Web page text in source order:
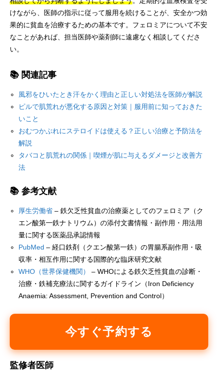
けながら、医師の指示に従って服用を続けることが、安全かつ効
果的に貧血を治療するための基本です。フェロミアについて不安
なことがあれば、担当医師や薬剤師に遠慮なく相談してくださ
い。
📚 関連記事
風邪をひいたとき汗をかく理由と正しい対処法を医師が解説
ピルで肌荒れが悪化する原因と対策｜服用前に知っておきた
いこと
おむつかぶれにステロイドは使える？正しい治療と予防法を
解説
タバコと肌荒れの関係｜喫煙が肌に与えるダメージと改善方
法
📚 参考文献
厚生労働省 – 鉄欠乏性貧血の治療薬としてのフェロミア（ク
エン酸第一鉄ナトリウム）の添付文書情報・副作用・用法用
量に関する医薬品承認情報
PubMed – 経口鉄剤（クエン酸第一鉄）の胃腸系副作用・吸
収率・相互作用に関する国際的な臨床研究文献
WHO（世界保健機関）
– WHOによる鉄欠乏性貧血の診断・
治療・鉄補充療法に関するガイドライン（Iron Deficiency
Anaemia: Assessment, Prevention and Control）
今すぐ予約する
監修者医師